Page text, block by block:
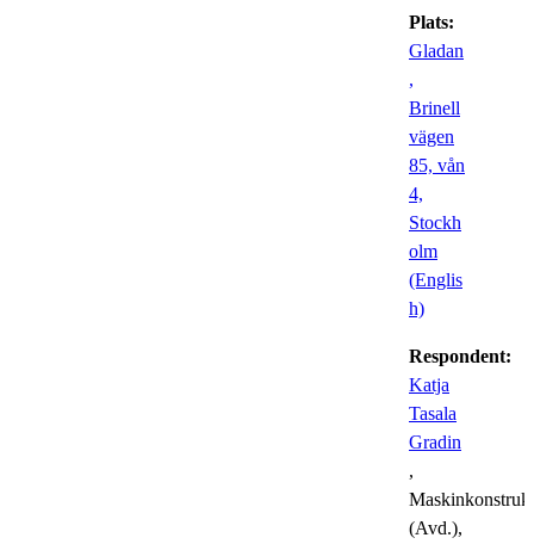
Plats:
Gladan
,
Brinell
vägen
85, vån
4,
Stockh
olm
(Englis
h)
Respondent:
Katja
Tasala
Gradin
,
(Avd.),